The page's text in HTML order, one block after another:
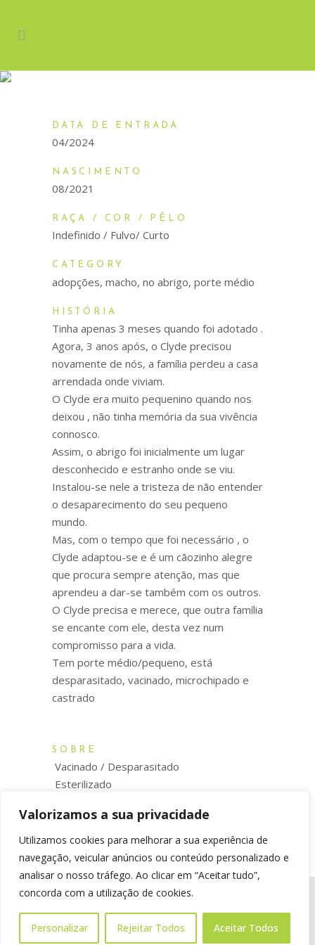
Valorizamos a sua privacidade
Utilizamos cookies para melhorar a sua experiência de
navegação, veicular anúncios ou conteúdo personalizado e
analisar o nosso tráfego. Ao clicar em “Aceitar tudo”,
concorda com a utilização de cookies.
Personalizar Rejeitar Todos Aceitar Todos
DATA DE ENTRADA
04/2024
NASCIMENTO
08/2021
RAÇA / COR / PÊLO
Indefinido / Fulvo/ Curto
CATEGORY
adopções, macho, no abrigo, porte médio
HISTÓRIA
Tinha apenas 3 meses quando foi adotado .
Agora, 3 anos após, o Clyde precisou
novamente de nós, a família perdeu a casa
arrendada onde viviam.
O Clyde era muito pequenino quando nos
deixou , não tinha memória da sua vivência
connosco.
Assim, o abrigo foi inicialmente um lugar
desconhecido e estranho onde se viu.
Instalou-se nele a tristeza de não entender
o desaparecimento do seu pequeno
mundo.
Mas, com o tempo que foi necessário , o
Clyde adaptou-se e é um cãozinho alegre
que procura sempre atenção, mas que
aprendeu a dar-se também com os outros.
O Clyde precisa e merece, que outra família
se encante com ele, desta vez num
compromisso para a vida.
Tem porte médio/pequeno, está
desparasitado, vacinado, microchipado e
castrado
SOBRE
Vacinado / Desparasitado
Esterilizado
© pataserrantes.org. All rights reserved.
design & development by